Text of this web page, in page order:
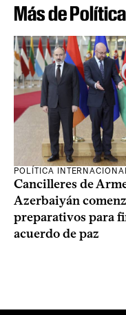
Más de
POLÍTICA
Cancilleres de
Azerbaiyán
preparativos para
acuerdo de paz